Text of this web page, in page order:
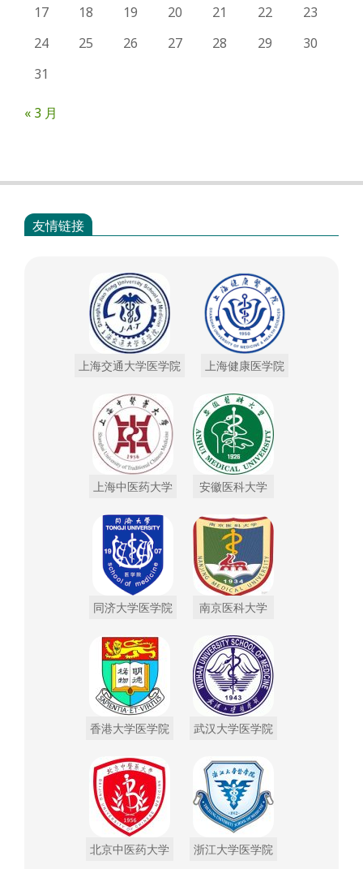
17 18 19 20 21 22
23
24
25 26 27 28 29
30
31
« 3 月
友情链接
上海交通大学医学院 上海健康医学院
上海中医药大学 安徽医科大学
同济大学医学院 南京医科大学
香港大学医学院 武汉大学医学院
北京中医药大学 浙江大学医学院